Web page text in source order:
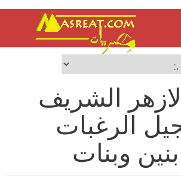
الشريف
الرغبات
وبنات